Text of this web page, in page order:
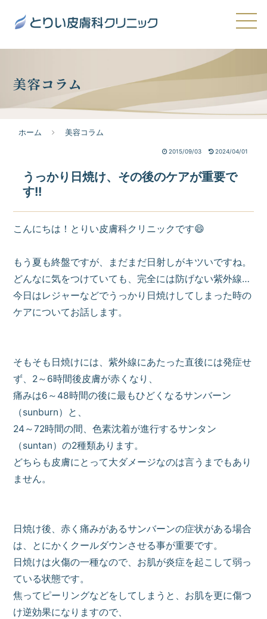
美容コラム
ホーム 美容コラム
2015/09/03 2024/04/01
うっかり日焼け、その後のケアが重要で
す!!
こんにちは！とりい皮膚科クリニックです😄
もう夏も終盤ですが、まだまだ日射しがキツいですね。
どんなに気をつけていても、完全には防げない紫外線…
今日はレジャーなどでうっかり日焼けしてしまった時の
ケアについてお話します。
そもそも日焼けには、紫外線にあたった直後には発症せ
ず、2～6時間後皮膚が赤くなり、
痛みは6～48時間の後に最もひどくなるサンバーン
（sunburn）と、
24～72時間の間、色素沈着が進行するサンタン
（suntan）の2種類あります。
どちらも皮膚にとって大ダメージなのは言うまでもあり
ません。
日焼け後、赤く痛みがあるサンバーンの症状がある場合
は、とにかくクールダウンさせる事が重要です。
日焼けは火傷の一種なので、お肌が炎症を起こして弱っ
ている状態です。
焦ってピーリングなどをしてしまうと、お肌を更に傷つ
け逆効果になりますので、